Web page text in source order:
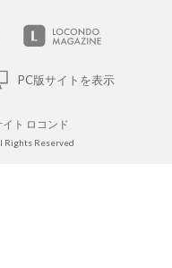
PC版サイトを表示
イト ロコンド
Rights Reserved